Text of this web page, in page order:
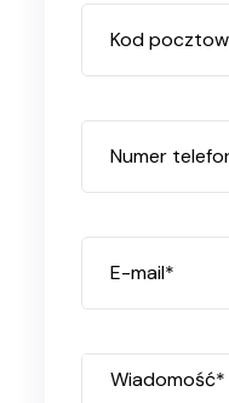
Kod
Numer
E-mail*
Wiadomość*